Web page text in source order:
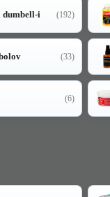
dumbell-i (192)
(33)
(6)